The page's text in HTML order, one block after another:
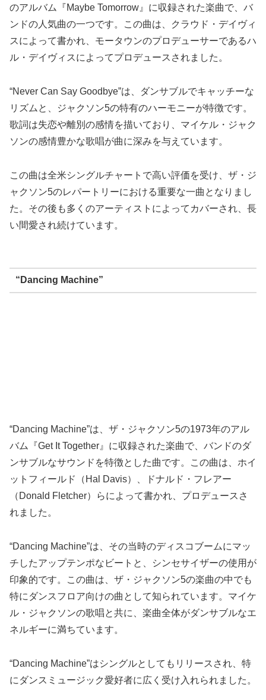
のアルバム『Maybe Tomorrow』に収録された楽曲で、バ
ンドの人気曲の一つです。この曲は、クラウド・デイヴィ
スによって書かれ、モータウンのプロデューサーであるハ
ル・デイヴィスによってプロデュースされました。
“Never Can Say Goodbye”は、ダンサブルでキャッチーな
リズムと、ジャクソン5の特有のハーモニーが特徴です。
歌詞は失恋や離別の感情を描いており、マイケル・ジャク
ソンの感情豊かな歌唱が曲に深みを与えています。
この曲は全米シングルチャートで高い評価を受け、ザ・ジ
ャクソン5のレパートリーにおける重要な一曲となりまし
た。その後も多くのアーティストによってカバーされ、長
い間愛され続けています。
“Dancing Machine”
“Dancing Machine”は、ザ・ジャクソン5の1973年のアル
バム『Get It Together』に収録された楽曲で、バンドのダ
ンサブルなサウンドを特徴とした曲です。この曲は、ホイ
ットフィールド（Hal Davis）、ドナルド・フレアー
（Donald Fletcher）らによって書かれ、プロデュースさ
れました。
“Dancing Machine”は、その当時のディスコブームにマッ
チしたアップテンポなビートと、シンセサイザーの使用が
印象的です。この曲は、ザ・ジャクソン5の楽曲の中でも
特にダンスフロア向けの曲として知られています。マイケ
ル・ジャクソンの歌唱と共に、楽曲全体がダンサブルなエ
ネルギーに満ちています。
“Dancing Machine”はシングルとしてもリリースされ、特
にダンスミュージック愛好者に広く受け入れられました。